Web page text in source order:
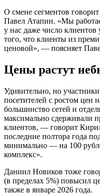
О смене сегментов
Павел Атапин. «Мы
у нас даже число клиентов
того, что клиенты из
ценовой», — поясняет
Цены растут
Удивительно, но
посетителей с ростом цен
большинство сетей и
максимально сдерживали
клиентов, — говорит
последние полтора года
минимально — на 100
комплекс».
Даниил Новиков тоже
(в пределах 5%) повысил
также в январе 2026 года.